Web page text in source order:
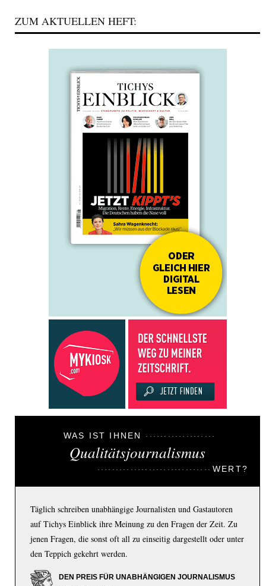
ZUM AKTUELLEN HEFT:
WAS IST IHNEN
Qualitätsjournalismus
WERT?
Täglich schreiben unabhängige Journalisten und Gastautoren
auf Tichys Einblick ihre Meinung zu den Fragen der Zeit. Zu
jenen Fragen, die sonst oft all zu einseitig dargestellt oder unter
den Teppich gekehrt werden.
DEN PREIS FÜR UNABHÄNGIGEN JOURNALISMUS